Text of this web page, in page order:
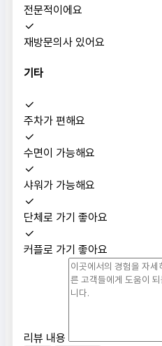
전문적이에요
재방문의사 있어요
기타
주차가 편해요
수면이 가능해요
샤워가 가능해요
단체로 가기 좋아요
커플로 가기 좋아요
리뷰 내용